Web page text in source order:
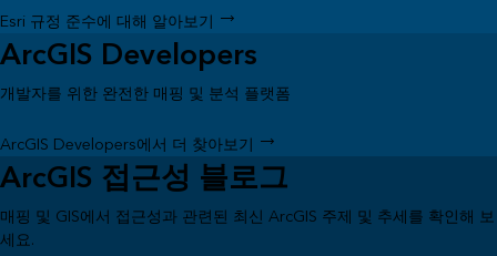
Esri 규정 준수에 대해 알아보기
ArcGIS Developers
개발자를 위한 완전한 매핑 및 분석 플랫폼
ArcGIS Developers에서 더 찾아보기
ArcGIS 접근성 블로그
매핑 및 GIS에서 접근성과 관련된 최신 ArcGIS 주제 및 추세를 확인해 보
세요.